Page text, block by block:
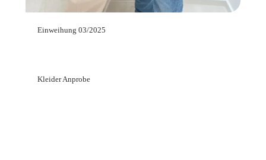
Einweihung 03/2025
Kleider Anprobe